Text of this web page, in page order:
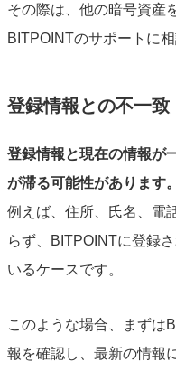
その際は、他の暗号資産
BITPOINTのサポートに
登録情報との不一致
登録情報と現在の情報が
が滞る可能性があります。
例えば、住所、氏名、電
らず、BITPOINTに登録
いるケースです。
このような場合、まずは
報を確認し、最新の情報